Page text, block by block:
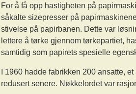
For å få opp hastigheten på
såkalte sizepresser på
stivelse på papirbanen. Dette var
lettere å tørke gjennom tørkepartiet,
samtidig som papirets spesielle
I 1960 hadde fabrikken 200 ansatte,
redusert senere. Nøkkelordet var